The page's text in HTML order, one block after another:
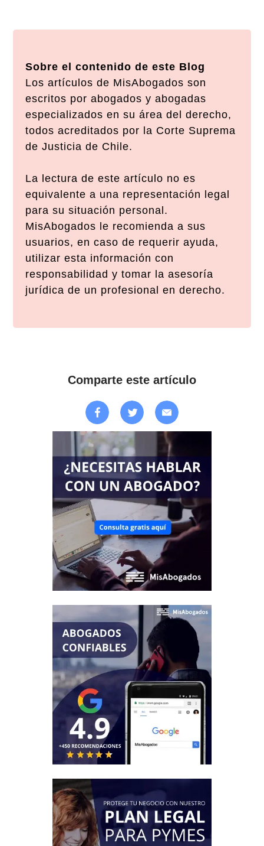
Sobre el contenido de este Blog
Los artículos de MisAbogados son
escritos por abogados y abogadas
especializados en su área del derecho,
todos acreditados por la Corte Suprema
de Justicia de Chile.
La lectura de este artículo no es
equivalente a una representación legal
para su situación personal.
MisAbogados le recomienda a sus
usuarios, en caso de requerir ayuda,
utilizar esta información con
responsabilidad y tomar la asesoría
jurídica de un profesional en derecho.
Comparte este artículo